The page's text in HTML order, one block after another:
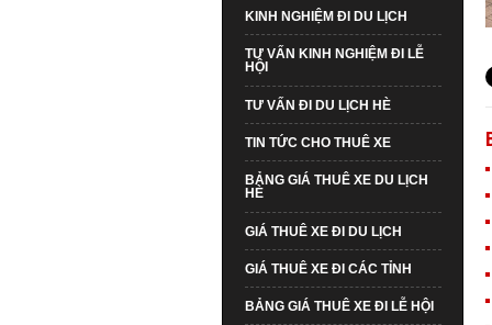
KINH NGHIỆM ĐI DU LỊCH
TƯ VẤN KINH NGHIỆM ĐI LỄ
HỘI
TƯ VẤN ĐI DU LỊCH HÈ
TIN TỨC CHO THUÊ XE
BẢNG GIÁ THUÊ XE DU LỊCH
HÈ
GIÁ THUÊ XE ĐI DU LỊCH
GIÁ THUÊ XE ĐI CÁC TỈNH
BẢNG GIÁ THUÊ XE ĐI LỄ HỘI